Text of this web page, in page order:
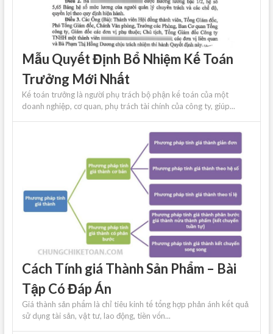
Mẫu Quyết Định Bổ Nhiệm Kế Toán
Trưởng Mới Nhất
Kế toán trưởng là người phụ trách bộ phận kế toán của một
doanh nghiệp, cơ quan, phụ trách tài chính của công ty, giúp...
Cách Tính giá Thành Sản Phẩm – Bài
Tập Có Đáp Án
Giá thành sản phẩm là chỉ tiêu kinh tế tổng hợp phản ánh kết quả
sử dụng tài sản, vật tư, lao động, tiền vốn...